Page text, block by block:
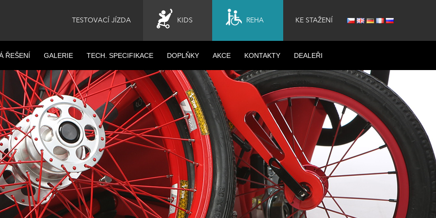
TESTOVACÍ JÍZDA KIDS REHA KE STAŽENÍ
ŘEŠENÍ GALERIE TECH. SPECIFIKACE DOPLŇKY AKCE KONTAKTY DEALEŘI